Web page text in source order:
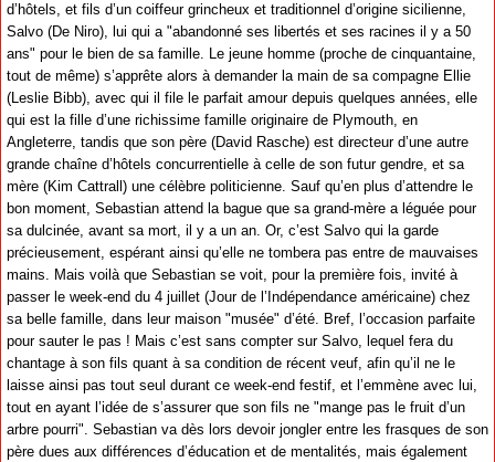
d’hôtels, et fils d’un coiffeur grincheux et traditionnel d’origine sicilienne,
Salvo (De Niro), lui qui a "abandonné ses libertés et ses racines il y a 50
ans" pour le bien de sa famille. Le jeune homme (proche de cinquantaine,
tout de même) s’apprête alors à demander la main de sa compagne Ellie
(Leslie Bibb), avec qui il file le parfait amour depuis quelques années, elle
qui est la fille d’une richissime famille originaire de Plymouth, en
Angleterre, tandis que son père (David Rasche) est directeur d’une autre
grande chaîne d’hôtels concurrentielle à celle de son futur gendre, et sa
mère (Kim Cattrall) une célèbre politicienne. Sauf qu’en plus d’attendre le
bon moment, Sebastian attend la bague que sa grand-mère a léguée pour
sa dulcinée, avant sa mort, il y a un an. Or, c’est Salvo qui la garde
précieusement, espérant ainsi qu’elle ne tombera pas entre de mauvaises
mains. Mais voilà que Sebastian se voit, pour la première fois, invité à
passer le week-end du 4 juillet (Jour de l’Indépendance américaine) chez
sa belle famille, dans leur maison "musée" d’été. Bref, l’occasion parfaite
pour sauter le pas ! Mais c’est sans compter sur Salvo, lequel fera du
chantage à son fils quant à sa condition de récent veuf, afin qu’il ne le
laisse ainsi pas tout seul durant ce week-end festif, et l’emmène avec lui,
tout en ayant l’idée de s’assurer que son fils ne "mange pas le fruit d’un
arbre pourri". Sebastian va dès lors devoir jongler entre les frasques de son
père dues aux différences d’éducation et de mentalités, mais également